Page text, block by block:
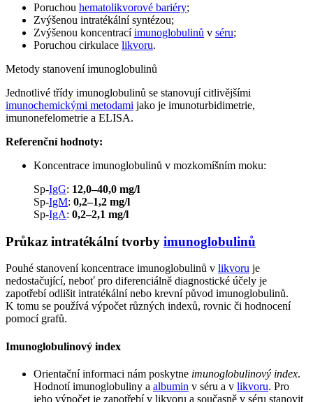
Poruchou hematolikvorové bariéry;
Zvýšenou intratékální syntézou;
Zvýšenou koncentracíimunoglobulinů v séru;
Poruchou cirkulace likvoru.
Metody stanovení imunoglobulinů
Jednotlivé třídy imunoglobulinů se stanovují citlivějšími
imunochemickými metodami jako je imunoturbidimetrie,
imunonefelometrie a ELISA.
Referenční hodnoty:
Koncentrace imunoglobulinů v mozkomíšním moku:
Sp-IgG: 12,0–40,0 mg/l
Sp-IgM: 0,2–1,2 mg/l
Sp-IgA: 0,2–2,1 mg/l
Průkaz intratékální tvorby imunoglobulinů
Pouhé stanovení koncentrace imunoglobulinů v likvoru je
nedostačující, neboť pro diferenciálně diagnostické účely je
zapotřebí odlišit intratékální nebo krevní původ imunoglobulinů.
K tomu se používá výpočet různých indexů, rovnic či hodnocení
pomocí grafů.
Imunoglobulinový index
Orientační informaci nám poskytne imunoglobulinový index.
Hodnotí imunoglobuliny a albumin v séru a v likvoru. Pro
jeho výpočet je zapotřebí v likvoru a současně v séru stanovit